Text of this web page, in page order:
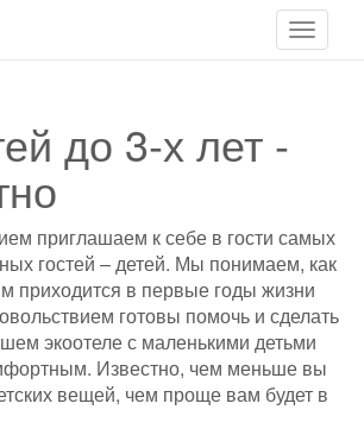
до 3-х лет -
приглашаем к себе в гости самых
гостей – детей. Мы понимаем, как
приходится в первые годы жизни
готовы помочь и сделать
экоотеле с маленькими детьми
Известно, чем меньше вы
вещей, чем проще вам будет в